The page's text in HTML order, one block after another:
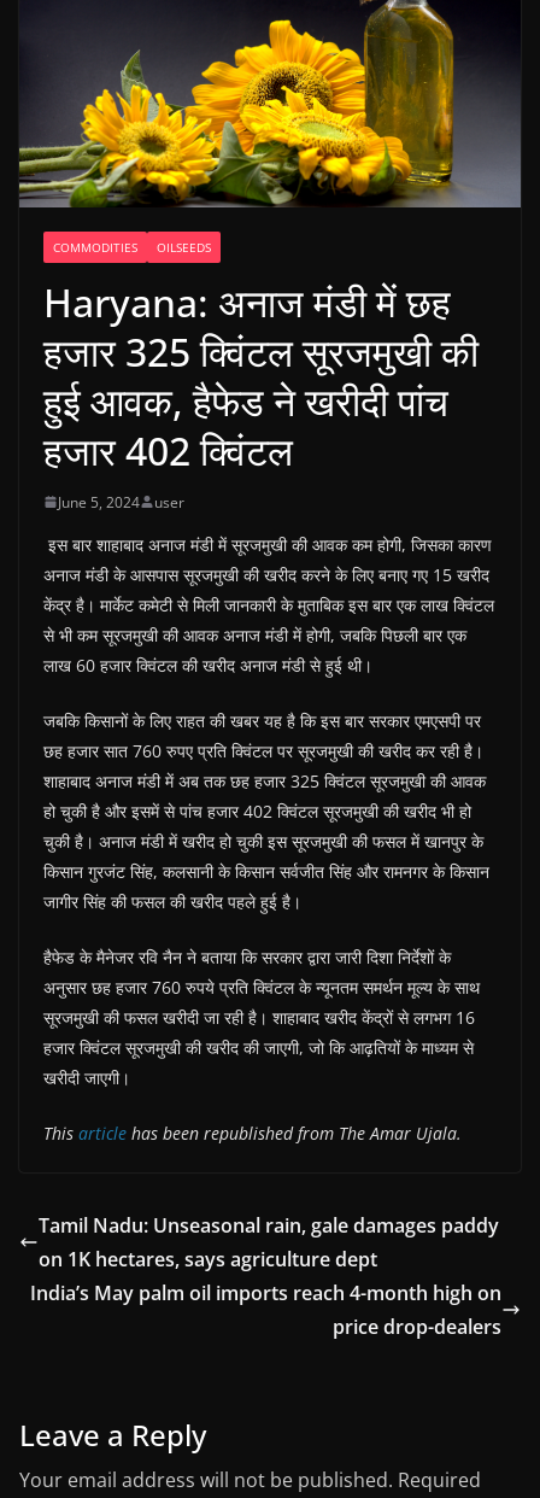
COMMODITIES OILSEEDS
Haryana: अनाज मंडी में छह
हजार 325 क्विंटल सूरजमुखी की
हुई आवक, हैफेड ने खरीदी पांच
हजार 402 क्विंटल
June 5, 2024 user
इस बार शाहाबाद अनाज मंडी में सूरजमुखी की आवक कम होगी, जिसका कारण
अनाज मंडी के आसपास सूरजमुखी की खरीद करने के लिए बनाए गए 15 खरीद
केंद्र है। मार्केट कमेटी से मिली जानकारी के मुताबिक इस बार एक लाख क्विंटल
से भी कम सूरजमुखी की आवक अनाज मंडी में होगी, जबकि पिछली बार एक
लाख 60 हजार क्विंटल की खरीद अनाज मंडी से हुई थी।
जबकि किसानों के लिए राहत की खबर यह है कि इस बार सरकार एमएसपी पर
छह हजार सात 760 रुपए प्रति क्विंटल पर सूरजमुखी की खरीद कर रही है।
शाहाबाद अनाज मंडी में अब तक छह हजार 325 क्विंटल सूरजमुखी की आवक
हो चुकी है और इसमें से पांच हजार 402 क्विंटल सूरजमुखी की खरीद भी हो
चुकी है। अनाज मंडी में खरीद हो चुकी इस सूरजमुखी की फसल में खानपुर के
किसान गुरजंट सिंह, कलसानी के किसान सर्वजीत सिंह और रामनगर के किसान
जागीर सिंह की फसल की खरीद पहले हुई है।
हैफेड के मैनेजर रवि नैन ने बताया कि सरकार द्वारा जारी दिशा निर्देशों के
अनुसार छह हजार 760 रुपये प्रति क्विंटल के न्यूनतम समर्थन मूल्य के साथ
सूरजमुखी की फसल खरीदी जा रही है। शाहाबाद खरीद केंद्रों से लगभग 16
हजार क्विंटल सूरजमुखी की खरीद की जाएगी, जो कि आढ़तियों के माध्यम से
खरीदी जाएगी।
This article has been republished from The Amar Ujala.
Tamil Nadu: Unseasonal rain, gale damages paddy
on 1K hectares, says agriculture dept
India’s May palm oil imports reach 4-month high on
price drop-dealers
Leave a Reply
Your email address will not be published. Required